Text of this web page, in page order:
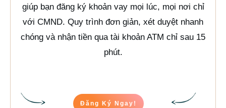
giúp bạn đăng ký khoản vay mọi lúc, mọi nơi chỉ
với CMND. Quy trình đơn giản, xét duyệt nhanh
chóng và nhận tiền qua tài khoản ATM chỉ sau 15
phút.
Đăng Ký Ngay!